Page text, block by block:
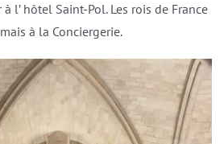
l’ hôtel Saint-Pol. Les rois de France
à la Conciergerie.